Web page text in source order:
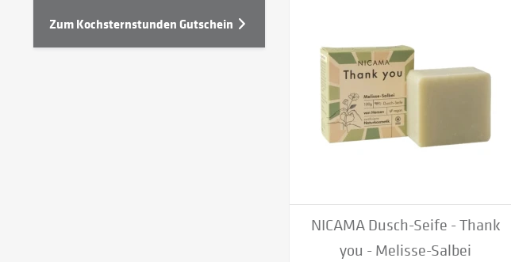
Zum Kochsternstunden Gutschein
NICAMA Dusch-Seife - Thank
you - Melisse-Salbei